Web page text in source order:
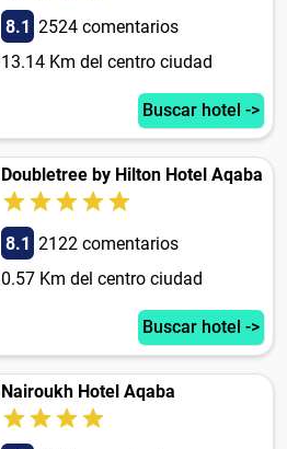
8.1 2524 comentarios
13.14 Km del centro ciudad
Buscar hotel ->
Doubletree by Hilton Hotel Aqaba
8.1 2122 comentarios
0.57 Km del centro ciudad
Buscar hotel ->
Nairoukh Hotel Aqaba